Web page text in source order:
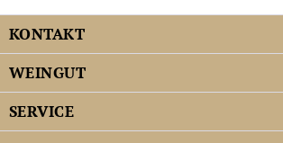
KONTAKT
WEINGUT
SERVICE